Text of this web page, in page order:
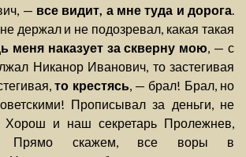
— все видит, а мне туда и дорога.
держал и не подозревал, какая такая
меня наказует за скверну мою, — с
Никанор Иванович, то застегивая
то крестясь, — брал! Брал, но
Прописывал за деньги, не
Хорош и наш секретарь Пролежнев,
Прямо скажем, все воры в